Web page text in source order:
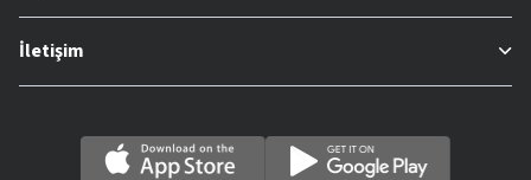
İletişim